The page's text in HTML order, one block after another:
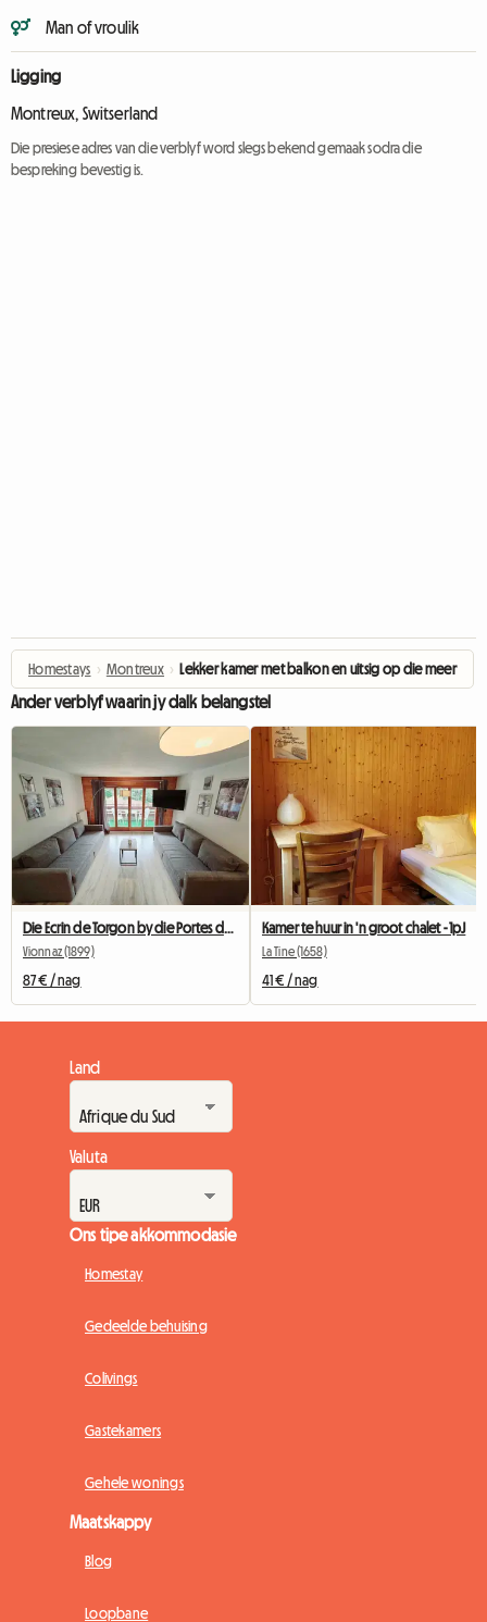
Man of vroulik
Ligging
Montreux, Switserland
Die presiese adres van die verblyf word slegs bekend gemaak sodra die
bespreking bevestig is.
Homestays › Montreux › Lekker kamer met balkon en uitsig op die meer
Ander verblyf waarin jy dalk belangstel
Vionnaz (1899)
87 € / nag
Kamer te huur in 'n groot chalet - 1pJ
La Tine (1658)
41 € / nag
Land
Valuta
Ons tipe akkommodasie
Homestay
Gedeelde behuising
Colivings
Gastekamers
Gehele wonings
Maatskappy
Blog
Loopbane